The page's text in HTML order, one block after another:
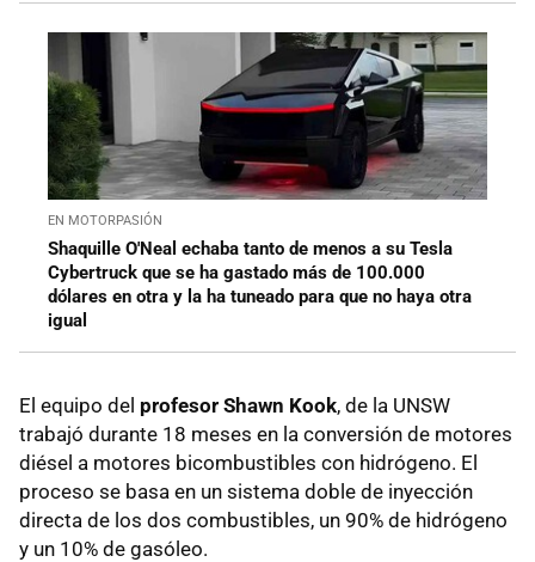
EN MOTORPASIÓN
Shaquille O'Neal echaba tanto de menos a su Tesla
Cybertruck que se ha gastado más de 100.000
dólares en otra y la ha tuneado para que no haya otra
igual
El equipo del profesor Shawn Kook, de la UNSW
trabajó durante 18 meses en la conversión de motores
diésel a motores bicombustibles con hidrógeno. El
proceso se basa en un sistema doble de inyección
directa de los dos combustibles, un 90% de hidrógeno
y un 10% de gasóleo.